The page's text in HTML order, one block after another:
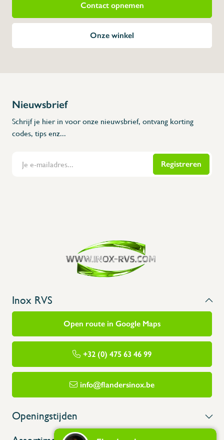
Flanders Inox | Karperstraat 6, 8400 Oostende | België | BNP Paribas Fortis:
Contact opnemen
Onze winkel
Nieuwsbrief
Schrijf je hier in voor onze nieuwsbrief, ontvang korting
codes, tips enz...
Registreren
Inox RVS
Open route in Google Maps
+32 (0) 475 63 46 99
info@flandersinox.be
Openingstijden